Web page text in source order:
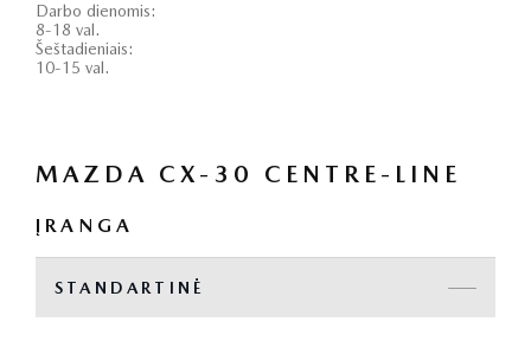
MAZDA CX-30 CENTRE-LINE
ĮRANGA
STANDARTINĖ
Darbo dienomis:
8-18 val.
Šeštadieniais:
10-15 val.